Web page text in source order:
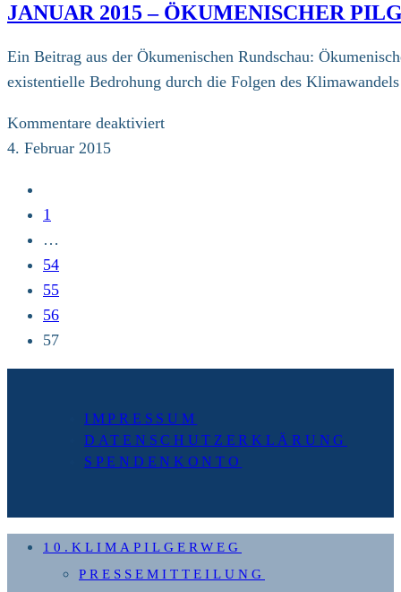
Nachricht
Ökumenischen
JANUAR 2015 – ÖKUMENISCHER
Ein Beitrag aus der Ökumenischen Rundschau:
existentielle Bedrohung durch die Folgen des
Kommentare deaktiviertfür
Friedens
4. Februar 2015
vorherigen
Seite
1
…
54
55
56
57
IMPRESSUM
DATENSCHUTZERKLÄRUNG
SPENDENKONTO
10.KLIMAPILGERWEG
PRESSEMITTEILUNG